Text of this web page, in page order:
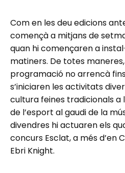
Com en les deu edicions
començà a mitjans de
quan hi començaren a
matiners. De totes
programació no arrencà
s’iniciaren les activitats
cultura feines tradicionals
de l’esport al gaudi de la
divendres hi actuaren els
concurs Esclat, a més d’en
Ebri Knight.